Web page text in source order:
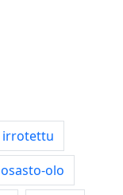
irrotettu
osasto-olo